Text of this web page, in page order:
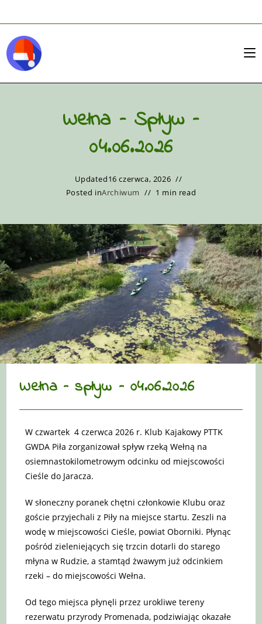
Wełna – Spływ –
04.06.2026
Updated16 czerwca, 2026
Posted inArchiwum 1 min read
Wełna – spływ – 04.06.2026
W czwartek 4 czerwca 2026 r. Klub Kajakowy PTTK
GWDA Piła zorganizował spływ rzeką Wełną na
osiemnastokilometrowym odcinku od miejscowości
Cieśle do Jaracza.
W słoneczny poranek chętni członkowie Klubu oraz
goście przyjechali z Piły na miejsce startu. Zeszli na
wodę w miejscowości Cieśle, powiat Oborniki. Płynąc
pośród zieleniejących się trzcin dotarli do starego
młyna w Rudzie, a stamtąd żwawym już odcinkiem
rzeki – do miejscowości Wełna.
Od tego miejsca płynęli przez urokliwe tereny
rezerwatu przyrody Promenada, podziwiając okazałe